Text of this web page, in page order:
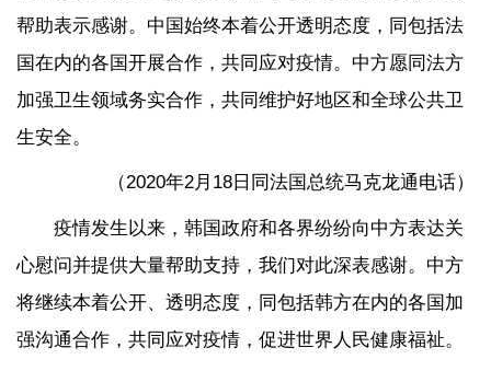
帮助表示感谢。中国始终本着公开透明态度，同包括法
国在内的各国开展合作，共同应对疫情。中方愿同法方
加强卫生领域务实合作，共同维护好地区和全球公共卫
生安全。
（2020年2月18日同法国总统马克龙通电话）
疫情发生以来，韩国政府和各界纷纷向中方表达关
心慰问并提供大量帮助支持，我们对此深表感谢。中方
将继续本着公开、透明态度，同包括韩方在内的各国加
强沟通合作，共同应对疫情，促进世界人民健康福祉。